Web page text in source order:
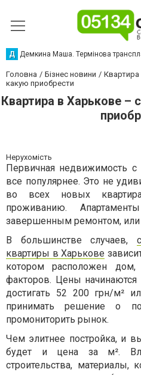
Д Демкина Маша. Термінова
Головна Бізнес новини
Квартира
какую приобрести
Квартира в Харькове –
Нерухомість
Первичная недвижимость
все популярнее. Это не
во всех новых
проживанию.
завершенным ремонтом, или
В большинстве случаев,
квартиры в Харькове
котором расположен
факторов. Цены
достигать 52 200 грн/м²
принимать решение о
промониторить рынок.
Чем элитнее постройка, и
будет и цена за м².
строительства, материалы,